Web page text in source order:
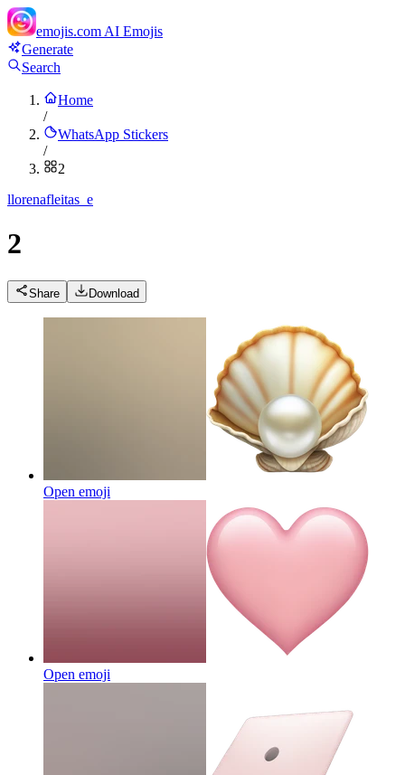
emojis.com AI Emojis
Generate
Search
Home
/
WhatsApp Stickers
/
2
llorenafleitas_e
2
Share Download
Open emoji
Open emoji